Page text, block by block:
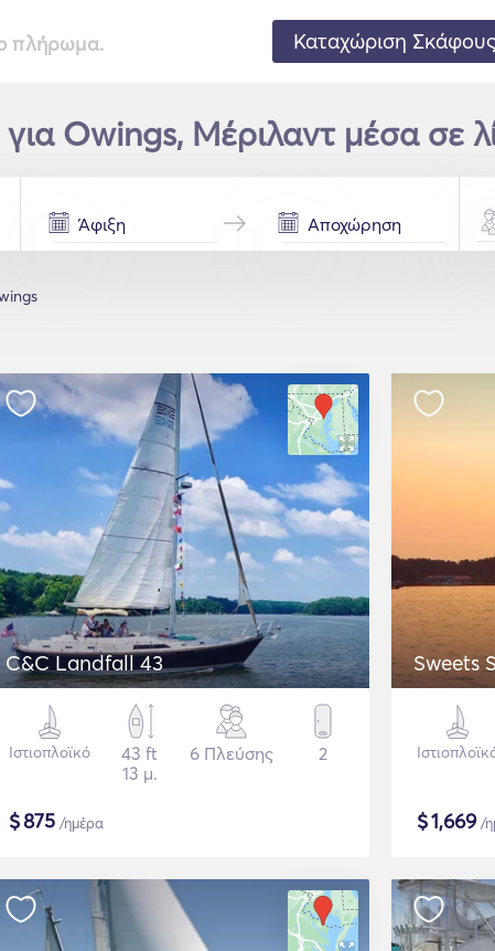
πλήρωμα. Καταχώριση Σκάφους
Owings, Μέριλαντ μέσα σε
C&C Landfall 43
Ιστιοπλοϊκό
43 ft
13 μ.
6 Πλεύσης 2
$875 /ημέρα
Sweets
$1,669/